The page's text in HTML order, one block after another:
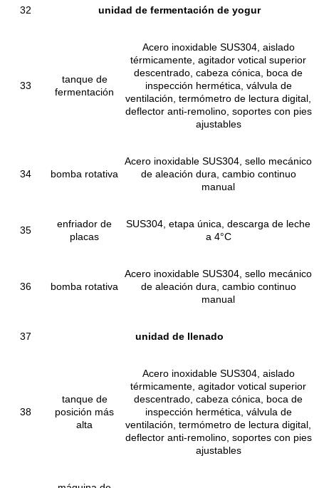
32 unidad de fermentación de yogur
33
tanque de
fermentación
Acero inoxidable SUS304, aislado
térmicamente, agitador votical superior
descentrado, cabeza cónica, boca de
inspección hermética, válvula de
ventilación, termómetro de lectura digital,
deflector anti-remolino, soportes con pies
ajustables
34 bomba rotativa
Acero inoxidable SUS304, sello mecánico
de aleación dura, cambio continuo
manual
35
enfriador de
placas
SUS304, etapa única, descarga de leche
a 4°C
36 bomba rotativa
Acero inoxidable SUS304, sello mecánico
de aleación dura, cambio continuo
manual
37 unidad de llenado
38
tanque de
posición más
alta
Acero inoxidable SUS304, aislado
térmicamente, agitador votical superior
descentrado, cabeza cónica, boca de
inspección hermética, válvula de
ventilación, termómetro de lectura digital,
deflector anti-remolino, soportes con pies
ajustables